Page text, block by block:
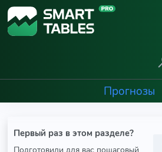
Прогнозы
Первый раз в этом разделе?
Подготовили для вас пошаговый